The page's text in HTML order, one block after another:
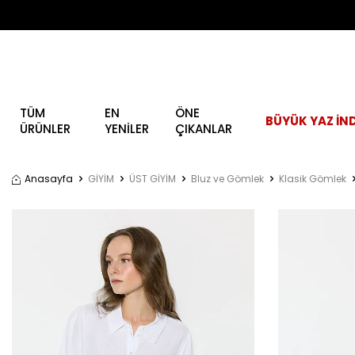
TÜM
ÜRÜNLER
EN
YENİLER
ÖNE
ÇIKANLAR
BÜYÜK YAZ
Anasayfa GİYİM ÜST GİYİM Bluz ve Gömlek Klasik Gömlek